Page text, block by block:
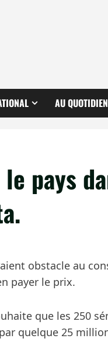
AU QUOTIDIEN
pays
obstacle au
payer le prix.
que les 250
quelque 25